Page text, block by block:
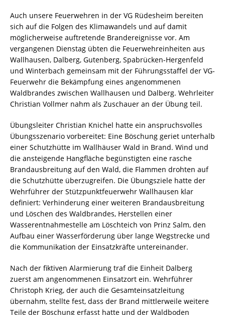
Auch unsere Feuerwehren in der VG Rüdesheim bereiten
sich auf die Folgen des Klimawandels und auf damit
möglicherweise auftretende Brandereignisse vor. Am
vergangenen Dienstag übten die Feuerwehreinheiten aus
Wallhausen, Dalberg, Gutenberg, Spabrücken-Hergenfeld
und Winterbach gemeinsam mit der Führungsstaffel der VG-
Feuerwehr die Bekämpfung eines angenommenen
Waldbrandes zwischen Wallhausen und Dalberg. Wehrleiter
Christian Vollmer nahm als Zuschauer an der Übung teil.
Übungsleiter Christian Knichel hatte ein anspruchsvolles
Übungsszenario vorbereitet: Eine Böschung geriet unterhalb
einer Schutzhütte im Wallhäuser Wald in Brand. Wind und
die ansteigende Hangfläche begünstigten eine rasche
Brandausbreitung auf den Wald, die Flammen drohten auf
die Schutzhütte überzugreifen. Die Übungsziele hatte der
Wehrführer der Stützpunktfeuerwehr Wallhausen klar
definiert: Verhinderung einer weiteren Brandausbreitung
und Löschen des Waldbrandes, Herstellen einer
Wasserentnahmestelle am Löschteich von Prinz Salm, den
Aufbau einer Wasserförderung über lange Wegstrecke und
die Kommunikation der Einsatzkräfte untereinander.
Nach der fiktiven Alarmierung traf die Einheit Dalberg
zuerst am angenommenen Einsatzort ein. Wehrführer
Christoph Krieg, der auch die Gesamteinsatzleitung
übernahm, stellte fest, dass der Brand mittlerweile weitere
Teile der Böschung erfasst hatte und der Waldboden